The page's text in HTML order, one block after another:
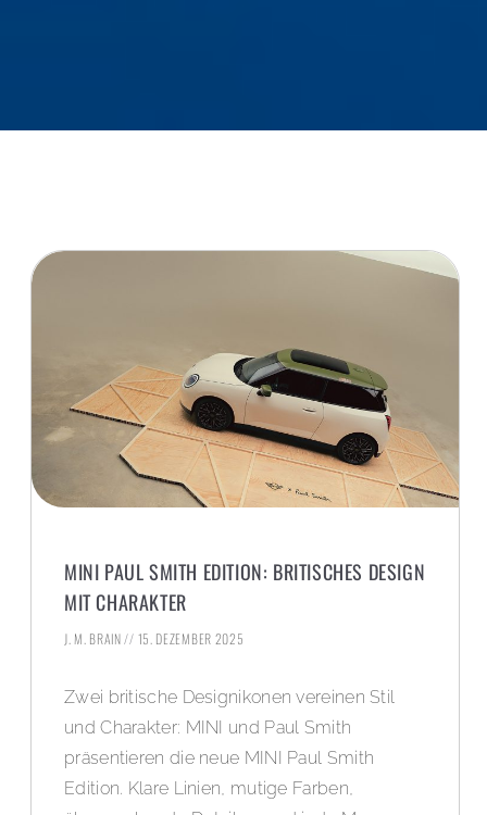
MINI PAUL SMITH EDITION: BRITISCHES DESIGN
MIT CHARAKTER
J. M. BRAIN 15. DEZEMBER 2025
Zwei britische Designikonen vereinen Stil
und Charakter: MINI und Paul Smith
präsentieren die neue MINI Paul Smith
Edition. Klare Linien, mutige Farben,